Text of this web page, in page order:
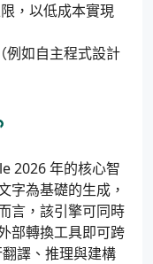
，以低成本實現
例如自主程式設計
2026 年的核心智
字為基礎的生成，
言，該引擎可同時
部轉換工具即可跨
譯、推理與建構